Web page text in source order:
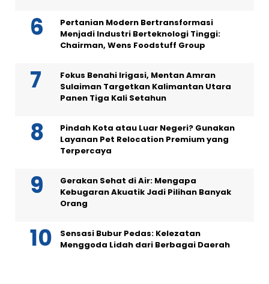
Pertanian Modern Bertransformasi
Menjadi Industri Berteknologi Tinggi:
Chairman, Wens Foodstuff Group
Fokus Benahi Irigasi, Mentan Amran
Sulaiman Targetkan Kalimantan Utara
Panen Tiga Kali Setahun
Pindah Kota atau Luar Negeri? Gunakan
Layanan Pet Relocation Premium yang
Terpercaya
Gerakan Sehat di Air: Mengapa
Kebugaran Akuatik Jadi Pilihan Banyak
Orang
Sensasi Bubur Pedas: Kelezatan
Menggoda Lidah dari Berbagai Daerah